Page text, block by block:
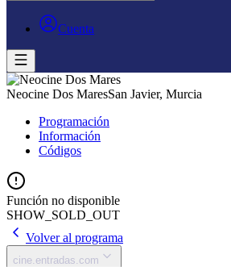
Cuenta
Neocine Dos MaresSan Javier, Murcia
Programación
Información
Códigos
Función no disponible
SHOW_SOLD_OUT
Volver al programa
cine.entradas.com